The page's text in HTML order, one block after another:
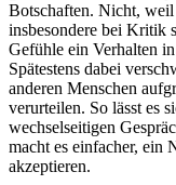
Botschaften. Nicht,
insbesondere bei Kritik
Gefühle ein Verhalten
Spätestens dabei
anderen Menschen
verurteilen. So lässt es
wechselseitigen
macht es einfacher, ein
akzeptieren.